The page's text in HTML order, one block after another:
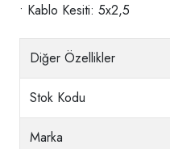
• Kablo Kesiti: 5x2,5
Diğer Özellikler
Stok Kodu
Marka